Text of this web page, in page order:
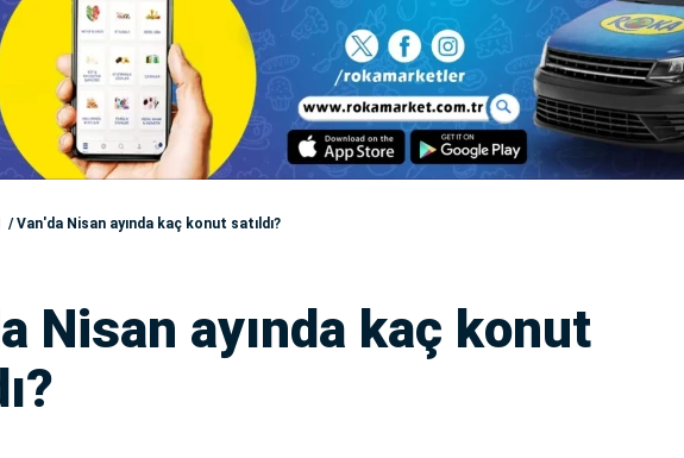
Van'da Nisan ayında kaç konut satıldı?
Nisan ayında kaç konut